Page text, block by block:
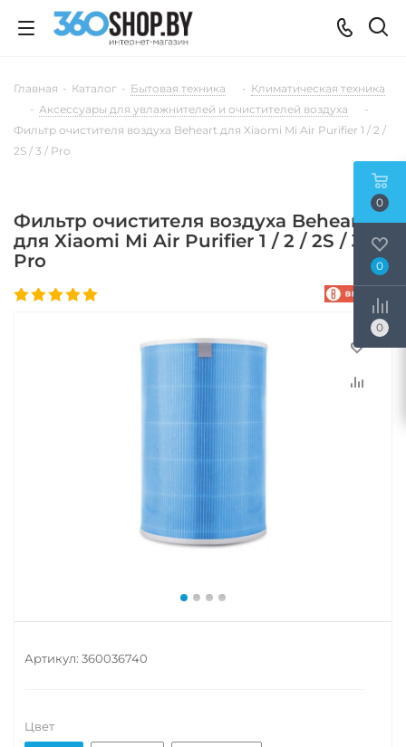
Главная - Каталог - Бытовая техника - Климатическая техника
- Аксессуары для увлажнителей и очистителей воздуха
-
Фильтр очистителя воздуха Beheart для Xiaomi Mi Air Purifier 1 / 2 /
2S / 3 / Pro
Фильтр очистителя воздуха Beheart
для Xiaomi Mi Air Purifier 1 / 2 / 2S / 3 /
Pro
Артикул: 360036740
Цвет
0
0
0